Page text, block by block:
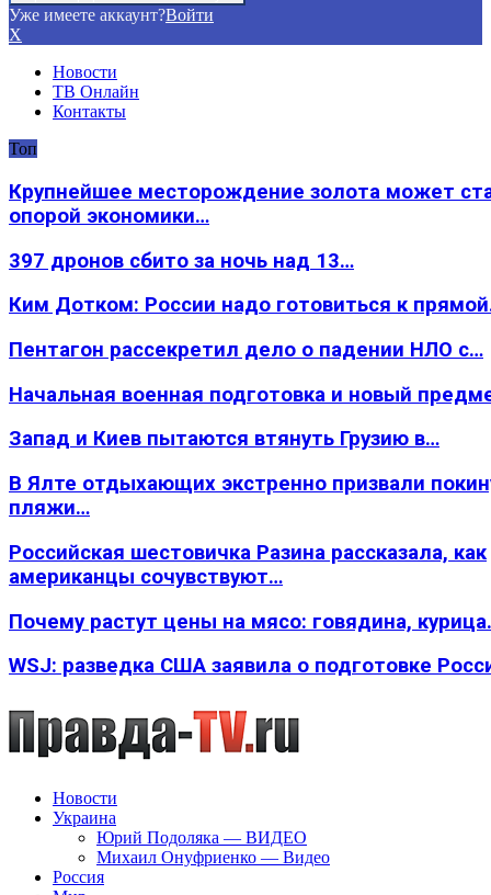
Уже имеете аккаунт?Войти
X
Новости
ТВ Онлайн
Контакты
Топ
Крупнейшее месторождение золота может
опорой экономики…
397 дронов сбито за ночь над 13…
Ким Дотком: России надо готовиться к
Пентагон рассекретил дело о падении НЛО с…
Начальная военная подготовка и новый
Запад и Киев пытаются втянуть Грузию в…
В Ялте отдыхающих экстренно призвали
пляжи…
Российская шестовичка Разина рассказала, как
американцы сочувствуют…
Почему растут цены на мясо: говядина,
WSJ: разведка США заявила о подготовке
Новости
Украина
Юрий Подоляка — ВИДЕО
Михаил Онуфриенко — Видео
Россия